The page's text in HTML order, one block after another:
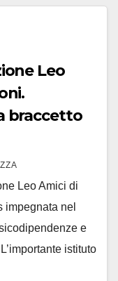
Leo
braccetto
Leo Amici di
impegnata nel
e
istituto